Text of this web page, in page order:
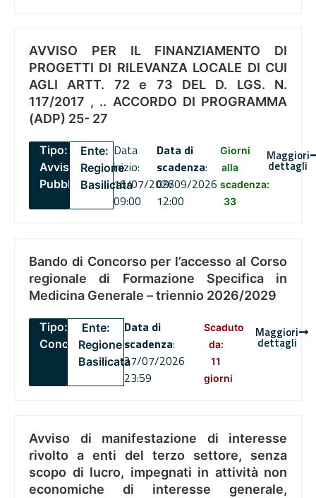
AVVISO PER IL FINANZIAMENTO DI
PROGETTI DI RILEVANZA LOCALE DI CUI
AGLI ARTT. 72 e 73 DEL D. LGS. N.
117/2017 , .. ACCORDO DI PROGRAMMA
(ADP) 25- 27
Tipo:
Avviso
Pubblico
Ente:
Regione
Basilicata
Data
inizio:
16/07/2026
09:00
Data di
scadenza:
09/09/2026
12:00
Giorni
alla
scadenza:
33
Maggiori
dettagli
Bando di Concorso per l’accesso al Corso
regionale di Formazione Specifica in
Medicina Generale – triennio 2026/2029
Tipo:
Concorsi
Ente:
Regione
Basilicata
Data di
scadenza:
27/07/2026
23:59
Scaduto
da:
11
giorni
Maggiori
dettagli
Avviso di manifestazione di interesse
rivolto a enti del terzo settore, senza
scopo di lucro, impegnati in attività non
economiche di interesse generale,